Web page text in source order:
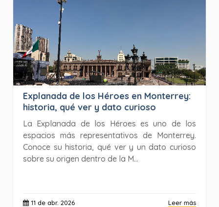
Explanada de los Héroes en Monterrey:
historia, qué ver y dato curioso
La Explanada de los Héroes es uno de los
espacios más representativos de Monterrey.
Conoce su historia, qué ver y un dato curioso
sobre su origen dentro de la M...
11 de abr. 2026 Leer más